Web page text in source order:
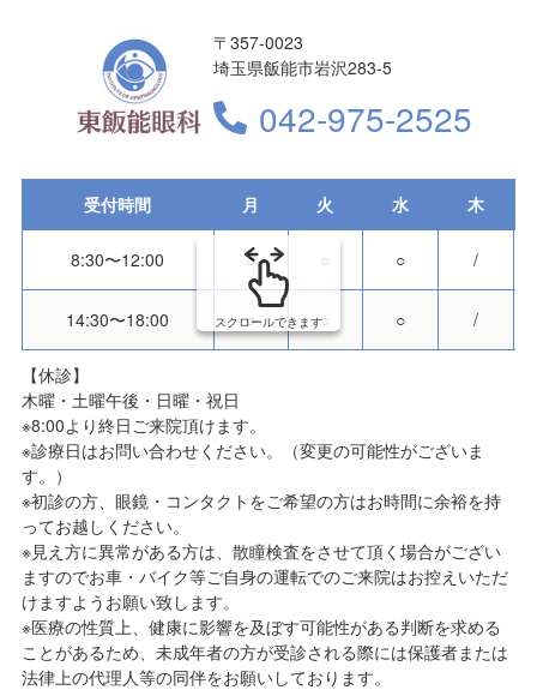
〒357-0023
埼玉県飯能市岩沢283-5
042-975-2525
受付時間 月 火 水 木
8:30〜12:00 ○ ○ ○ /
14:30〜18:00 ○ ○ ○ /
スクロールできます
【休診】
木曜・土曜午後・日曜・祝日
※8:00より終日ご来院頂けます。
※診療日はお問い合わせください。（変更の可能性がございま
す。）
※初診の方、眼鏡・コンタクトをご希望の方はお時間に余裕を持
ってお越しください。
※見え方に異常がある方は、散瞳検査をさせて頂く場合がござい
ますのでお車・バイク等ご自身の運転でのご来院はお控えいただ
けますようお願い致します。
※医療の性質上、健康に影響を及ぼす可能性がある判断を求める
ことがあるため、未成年者の方が受診される際には保護者または
法律上の代理人等の同伴をお願いしております。